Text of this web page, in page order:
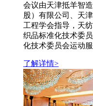
会议由天津抵羊智
股）有限公司、天
工程学会指导，天
织品标准化技术委
化技术委员会运动
了解详情>